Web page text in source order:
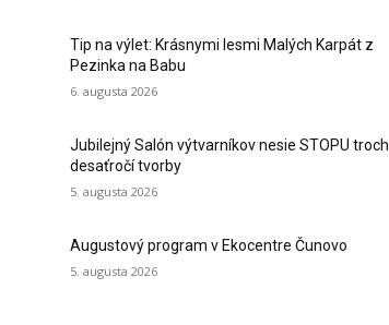
Tip na výlet: Krásnymi lesmi Malých Karpát z
Pezinka na Babu
6. augusta 2026
Jubilejný Salón výtvarníkov nesie STOPU troch
desaťročí tvorby
5. augusta 2026
Augustový program v Ekocentre Čunovo
5. augusta 2026